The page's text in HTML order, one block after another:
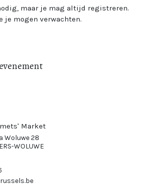
maar je mag altijd registreren.
je mogen verwachten.
Market
Woluwe 28
WOLUWE